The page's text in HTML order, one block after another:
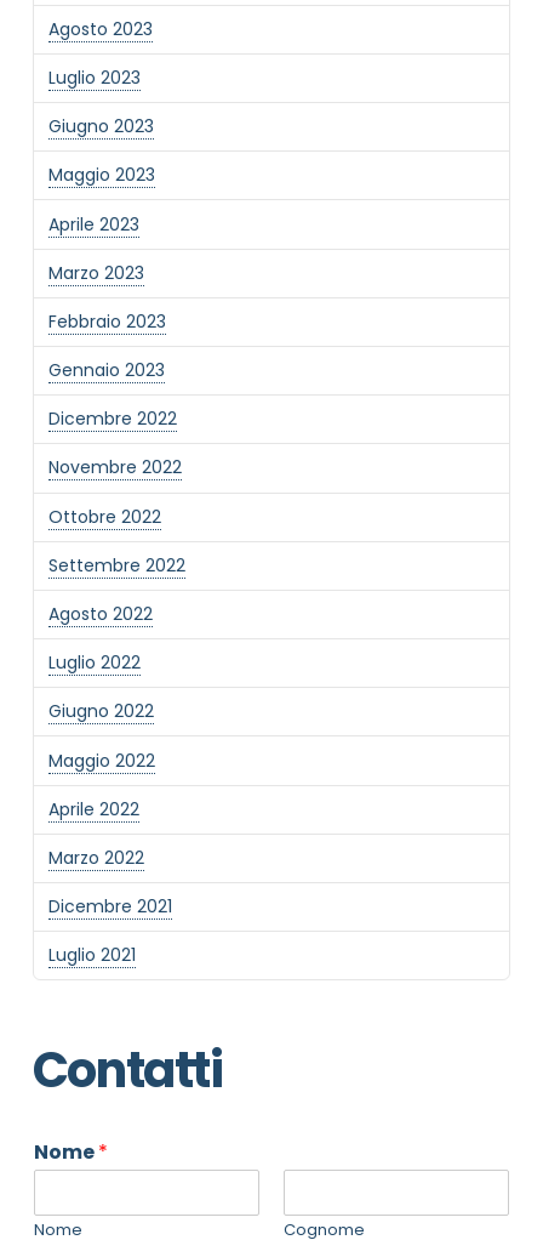
Agosto 2023
Luglio 2023
Giugno 2023
Maggio 2023
Aprile 2023
Marzo 2023
Febbraio 2023
Gennaio 2023
Dicembre 2022
Novembre 2022
Ottobre 2022
Settembre 2022
Agosto 2022
Luglio 2022
Giugno 2022
Maggio 2022
Aprile 2022
Marzo 2022
Dicembre 2021
Luglio 2021
Contatti
Nome*
Nome Cognome